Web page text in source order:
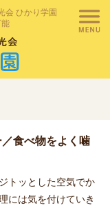
会 ひかり学園
食べ物をよく噛
トッとした空気でか
には気を付けていき